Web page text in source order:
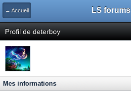
← Accueil LS forums
Profil de deterboy
Mes informations